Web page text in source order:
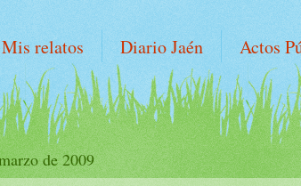
Mis relatos Diario Jaén Actos
de 2009